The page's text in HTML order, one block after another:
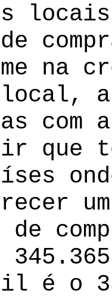
na
a
com
que
é o